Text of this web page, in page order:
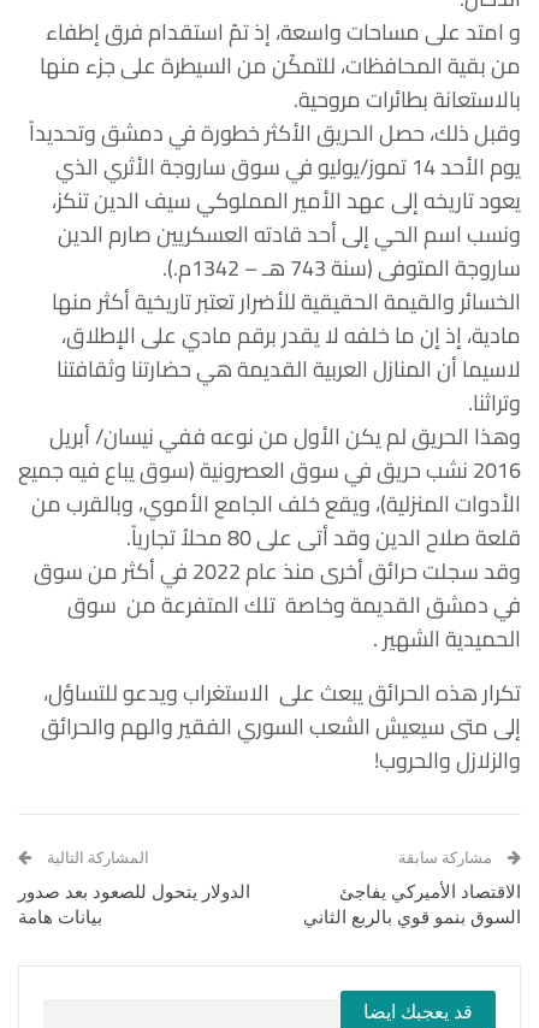
و امتد على مساحات واسعة، إذ تمّ استقدام فرق إطفاء
من بقية المحافظات، للتمكّن من السيطرة على جزء منها
بالاستعانة بطائرات مروحية.
وقبل ذلك، حصل الحريق الأكثر خطورة في دمشق وتحديداً
يوم الأحد 14 تموز/يوليو في سوق ساروجة الأثري الذي
يعود تاريخه إلى عهد الأمير المملوكي سيف الدين تنكز،
ونسب اسم الحي إلى أحد قادته العسكريين صارم الدين
ساروجة المتوفى (سنة 743 هـ – 1342م.).
الخسائر والقيمة الحقيقية للأضرار تعتبر تاريخية أكثر منها
مادية، إذ إن ما خلفه لا يقدر برقم مادي على الإطلاق،
لاسيما أن المنازل العربية القديمة هي حضارتنا وثقافتنا
وتراثنا.
وهذا الحريق لم يكن الأول من نوعه ففي نيسان/ أبريل
2016 نشب حريق في سوق العصرونية (سوق يباع فيه جميع
الأدوات المنزلية)، ويقع خلف الجامع الأموي، وبالقرب من
قلعة صلاح الدين وقد أتى على 80 محلاُ تجارياً.
وقد سجلت حرائق أخرى منذ عام 2022 في أكثر من سوق
في دمشق القديمة وخاصة تلك المتفرعة من سوق
الحميدية الشهير .
تكرار هذه الحرائق يبعث على الاستغراب ويدعو للتساؤل،
إلى متى سيعيش الشعب السوري الفقير والهم والحرائق
والزلازل والحروب!
مشاركة سابقة
الاقتصاد الأميركي يفاجئ
السوق بنمو قوي بالربع الثاني
المشاركة التالية
الدولار يتحول للصعود بعد صدور
بيانات هامة
قد يعجبك ايضا